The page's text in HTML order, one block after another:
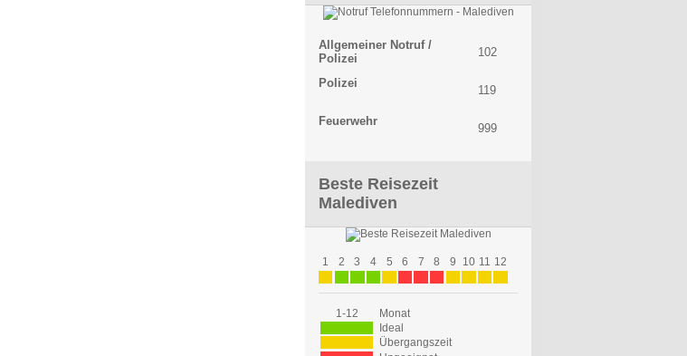
Allgemeiner Notruf /
Polizei
102
Polizei
119
Feuerwehr
999
Beste Reisezeit
Malediven
1 2 3 4 5 6 7 8 9 10 11 12
1-12
Monat
Ideal
Übergangszeit